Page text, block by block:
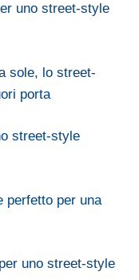
uno street-style
sole, lo street-
porta
street-style
perfetto per una
uno street-style